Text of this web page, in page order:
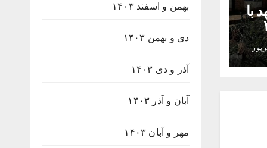
با
بهمن و اسفند ۱۴۰۳
دی و بهمن ۱۴۰۳
آذر و دی ۱۴۰۳
آبان و آذر ۱۴۰۳
مهر و آبان ۱۴۰۳